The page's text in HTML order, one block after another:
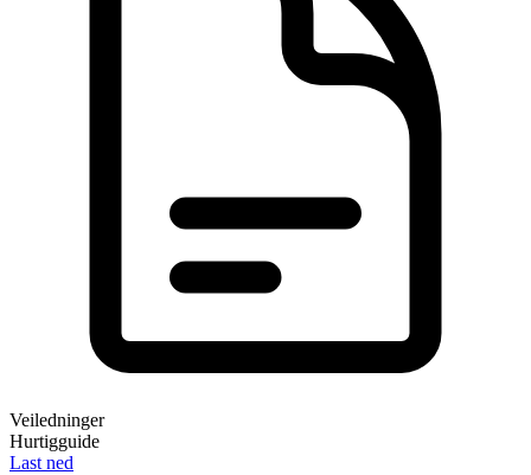
Veiledninger
Hurtigguide
Last ned